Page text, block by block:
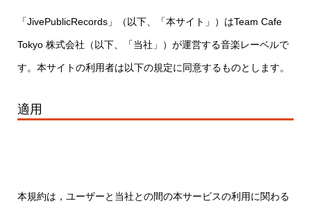
「JivePublicRecords」（以下、「本サイト」）はTeam Cafe
Tokyo 株式会社（以下、「当社」）が運営する音楽レーベルで
す。本サイトの利用者は以下の規定に同意するものとします。
適用
本規約は，ユーザーと当社との間の本サービスの利用に関わる